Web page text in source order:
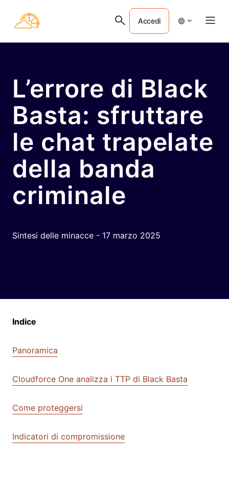
Accedi
L’errore di Black
Basta: sfruttare
le chat trapelate
della banda
criminale
Sintesi delle minacce - 17 marzo 2025
Indice
Panoramica
Cloudforce One analizza i TTP di Black Basta
Come proteggersi
Indicatori di compromissione